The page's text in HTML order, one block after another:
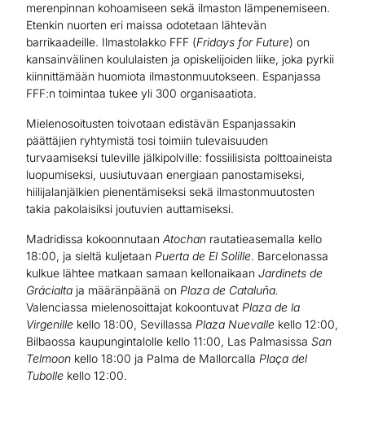
merenpinnan kohoamiseen sekä ilmaston lämpenemiseen.
Etenkin nuorten eri maissa odotetaan lähtevän
barrikaadeille. Ilmastolakko FFF (Fridays for Future) on
kansainvälinen koululaisten ja opiskelijoiden liike, joka pyrkii
kiinnittämään huomiota ilmastonmuutokseen. Espanjassa
FFF:n toimintaa tukee yli 300 organisaatiota.
Mielenosoitusten toivotaan edistävän Espanjassakin
päättäjien ryhtymistä tosi toimiin tulevaisuuden
turvaamiseksi tuleville jälkipolville: fossiilisista polttoaineista
luopumiseksi, uusiutuvaan energiaan panostamiseksi,
hiilijalanjälkien pienentämiseksi sekä ilmastonmuutosten
takia pakolaisiksi joutuvien auttamiseksi.
Madridissa kokoonnutaan Atochan rautatieasemalla kello
18:00, ja sieltä kuljetaan Puerta de El Solille. Barcelonassa
kulkue lähtee matkaan samaan kellonaikaan Jardinets de
Grácialta ja määränpäänä on Plaza de Cataluña.
Valenciassa mielenosoittajat kokoontuvat Plaza de la
Virgenille kello 18:00, Sevillassa Plaza Nuevalle kello 12:00,
Bilbaossa kaupungintalolle kello 11:00, Las Palmasissa San
Telmoon kello 18:00 ja Palma de Mallorcalla Plaça del
Tubolle kello 12:00.